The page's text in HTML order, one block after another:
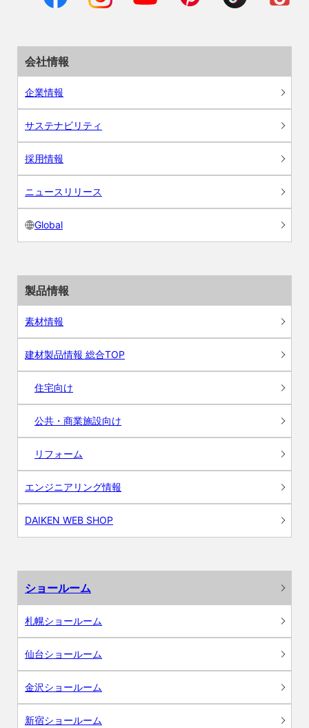
会社情報
企業情報
サステナビリティ
採用情報
ニュースリリース
Global
製品情報
素材情報
建材製品情報 総合TOP
住宅向け
公共・商業施設向け
リフォーム
エンジニアリング情報
DAIKEN WEB SHOP
ショールーム
札幌ショールーム
仙台ショールーム
金沢ショールーム
新宿ショールーム